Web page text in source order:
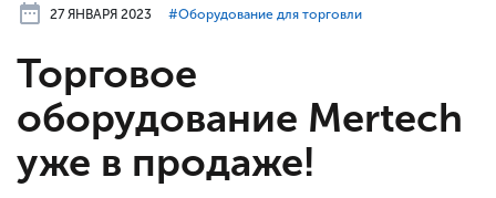
27 ЯНВАРЯ 2023 #⁣Оборудование для торговли
Торговое
оборудование Mertech
уже в продаже!